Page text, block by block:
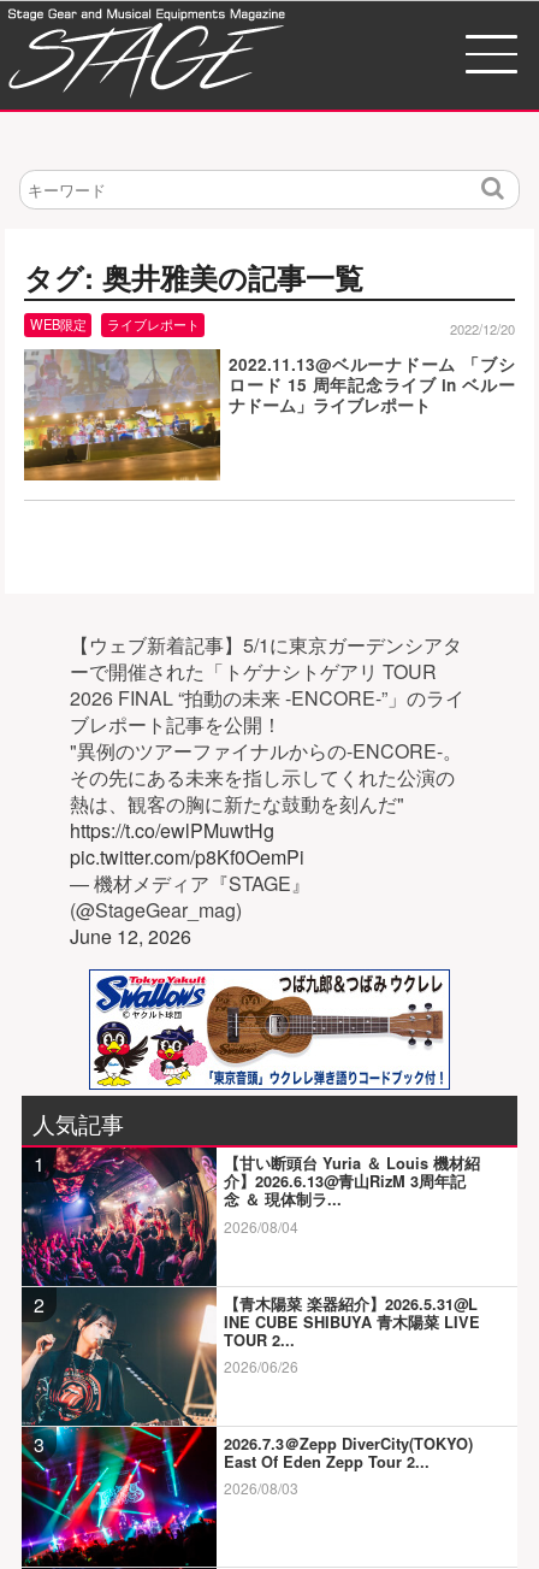
検
タグ: 奥井雅美の記事一覧
2022.11.13@ベルーナドーム 「ブシ
ロード 15 周年記念ライブ in ベルー
ナドーム」ライブレポート
WEB限定 ライブレポート 2022/12/20
【ウェブ新着記事】5/1に東京ガーデンシアタ
ーで開催された「トゲナシトゲアリ TOUR
2026 FINAL “拍動の未来 -ENCORE-”」のライ
ブレポート記事を公開！
"異例のツアーファイナルからの-ENCORE-。
その先にある未来を指し示してくれた公演の
熱は、観客の胸に新たな鼓動を刻んだ"
https://t.co/ewlPMuwtHg
pic.twitter.com/p8Kf0OemPi
— 機材メディア『STAGE』
(@StageGear_mag)
June 12, 2026
人気記事
1
【甘い断頭台 Yuria ＆ Louis 機材紹
介】2026.6.13@青山RizM 3周年記
念 ＆ 現体制ラ...
2026/08/04
2
【青木陽菜 楽器紹介】2026.5.31@L
INE CUBE SHIBUYA 青木陽菜 LIVE
TOUR 2...
2026/06/26
3
2026.7.3＠Zepp DiverCity(TOKYO)
East Of Eden Zepp Tour 2...
2026/08/03